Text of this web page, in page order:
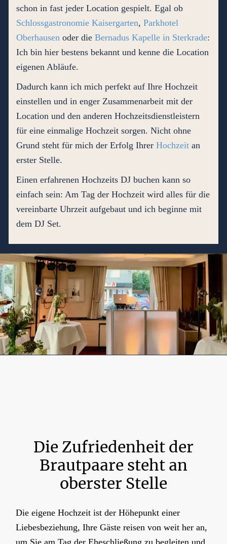
schon in fast jeder Location gespielt. Egal ob
Schlossgastronomie Kaisergarten, Parkhotel
Oberhausen oder die Bernadus Kapelle in Sterkrade:
Ich bin hier bestens bekannt und kenne die Location
eigenen Abläufe.
Dadurch kann ich mich perfekt auf Ihre Hochzeit
einstellen und in enger Zusammenarbeit mit der
Location und den anderen Hochzeitsdienstleistern
für eine einmalige Hochzeit sorgen. Nicht ohne
Grund steht für mich der Erfolg Ihrer Hochzeit an
erster Stelle.
Einen erfahrenen Hochzeits DJ buchen kann so
einfach sein: Am Tag der Hochzeit wird alles für die
vereinbarte Uhrzeit aufgebaut und ich beginne mit
dem DJ Set.
Die Zufriedenheit der
Brautpaare steht an
oberster Stelle
Die eigene Hochzeit ist der Höhepunkt einer
Liebesbeziehung, Ihre Gäste reisen von weit her an,
um Sie am Tag der Eheschließung zu begleiten und